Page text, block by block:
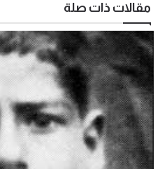
مقالات ذات صلة